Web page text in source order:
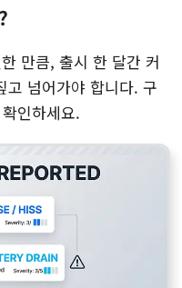
만큼, 출시 한 달간 커
고 넘어가야 합니다. 구
인하세요.